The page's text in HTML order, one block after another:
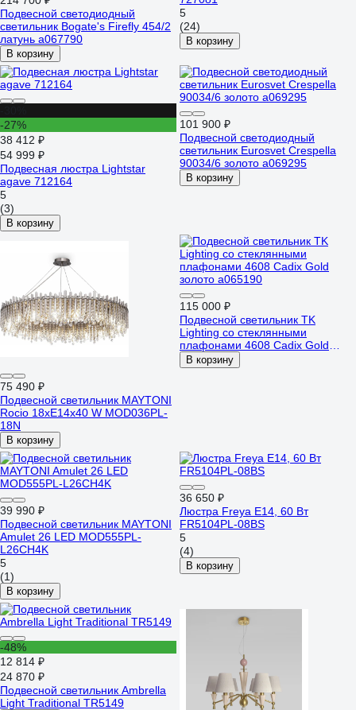
Подвесной светодиодный
светильник Bogate's Firefly 454/2
латунь a067790
В корзину
5
(24)
В корзину
-27%
38 412 ₽
54 999 ₽
Подвесная люстра Lightstar
agave 712164
5
(3)
В корзину
101 900 ₽
Подвесной светодиодный
светильник Eurosvet Crespella
90034/6 золото a069295
В корзину
75 490 ₽
Подвесной светильник MAYTONI
Rocio 18хE14x40 W MOD036PL-
18N
В корзину
115 000 ₽
Подвесной светильник TK
Lighting со стеклянными
плафонами 4608 Cadix Gold
золото a065190
В корзину
39 990 ₽
Подвесной светильник MAYTONI
Amulet 26 LED MOD555PL-
L26CH4K
5
(1)
В корзину
36 650 ₽
Люстра Freya E14, 60 Вт
FR5104PL-08BS
5
(4)
В корзину
-48%
12 814 ₽
24 870 ₽
Подвесной светильник Ambrella
Light Traditional TR5149